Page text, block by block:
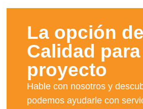
La opción de
Calidad
proyecto​
Hable con nosotros y
podemos ayudarle con